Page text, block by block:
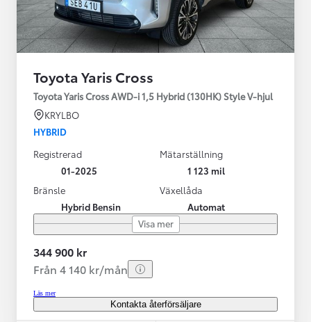
Toyota Yaris Cross
Toyota Yaris Cross AWD-i 1,5 Hybrid (130HK) Style V-hjul
KRYLBO
HYBRID
Registrerad
01-2025
Mätarställning
1 123 mil
Bränsle
Hybrid Bensin
Växellåda
Automat
Visa mer
344 900 kr
Från 4 140 kr/mån
Läs mer
Kontakta återförsäljare